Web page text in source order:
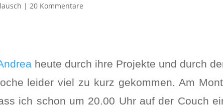
| 20 Kommentare
heute durch ihre Projekte und durch
leider viel zu kurz gekommen. Am
ich schon um 20.00 Uhr auf der Couch